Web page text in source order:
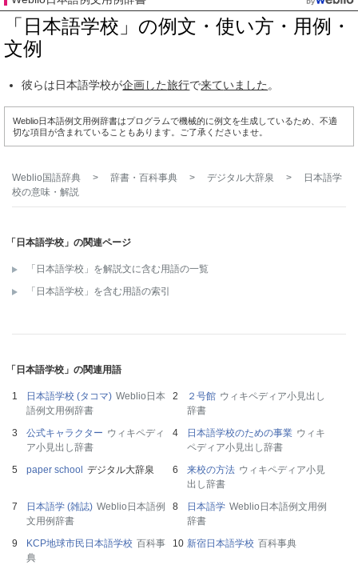
「日本語学校」の例文・使い方・用例・
文例
彼らは日本語学校が企画した旅行で来ていました 。
Weblio日本語例文用例辞書はプログラムで機械的に例文を生成しているため、不適
切な項目が含まれていることもあります。ご了承くださいませ。
Weblio国語辞典 > 辞書・百科事典 > デジタル大辞泉 >
日本語学
校の意味・解説
「日本語学校」の関連ページ
「日本語学校」を解説文に含む用語の一覧
「日本語学校」を含む用語の索引
「日本語学校」の関連用語
日本語学校 (タコマ) Weblio日本
語例文用例辞書
２号館 ウィキペディア小見出し
辞書
公式キャラクター ウィキペディ
ア小見出し辞書
日本語学校のための事業 ウィキ
ペディア小見出し辞書
paper school デジタル大辞泉 来校の方法 ウィキペディア小見
出し辞書
日本語学 (雑誌) Weblio日本語例
文用例辞書
日本語学 Weblio日本語例文用例
辞書
KCP地球市民日本語学校 百科事
典
新宿日本語学校 百科事典